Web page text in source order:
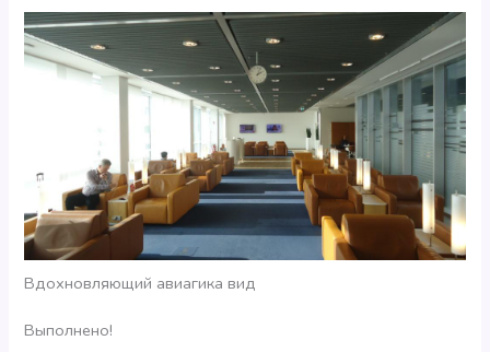
Вдохновляющий авиагика вид
Выполнено!